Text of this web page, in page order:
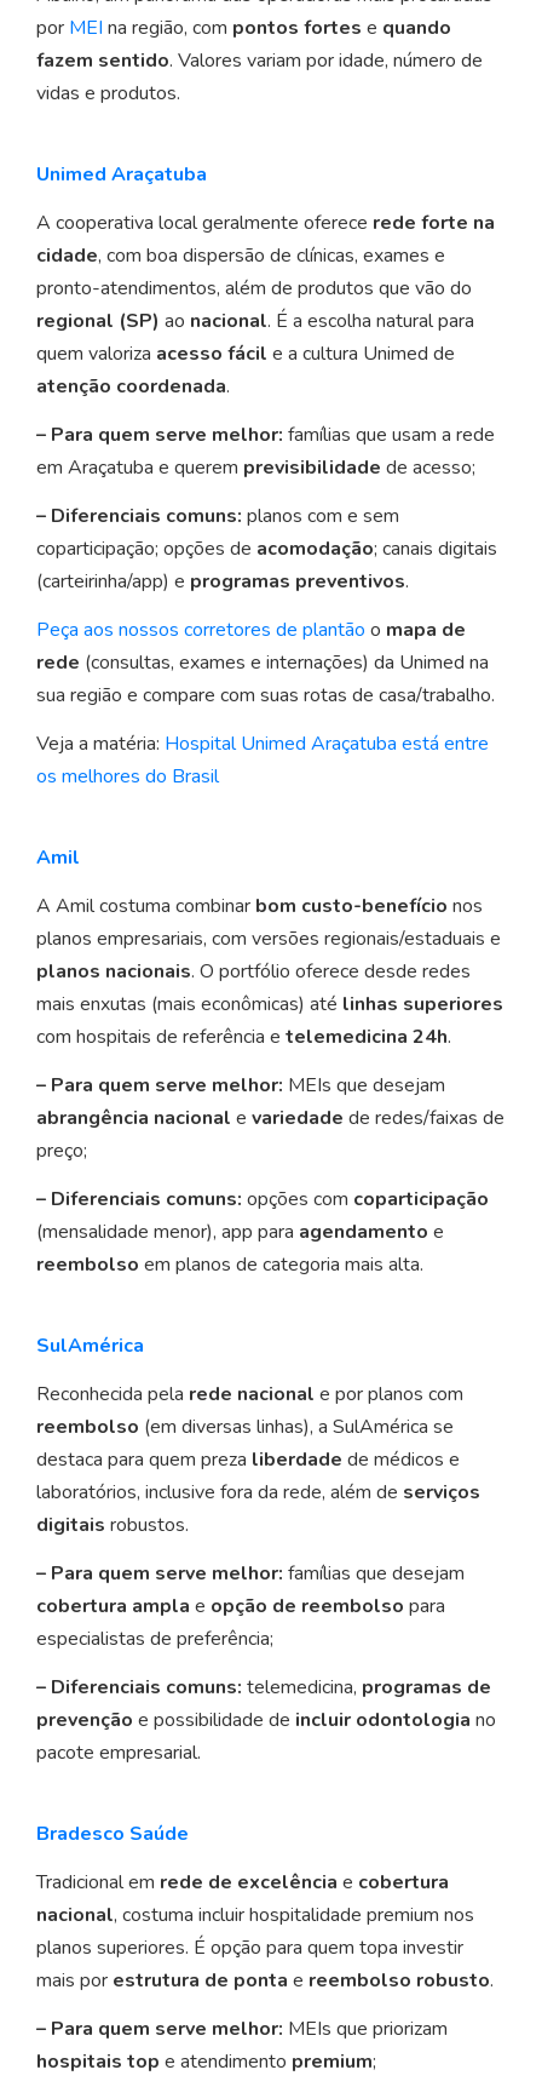
por MEI na região, com pontos fortes e quando
fazem sentido. Valores variam por idade, número de
vidas e produtos.
Unimed Araçatuba
A cooperativa local geralmente oferece rede forte na
cidade, com boa dispersão de clínicas, exames e
pronto-atendimentos, além de produtos que vão do
regional (SP) ao nacional. É a escolha natural para
quem valoriza acesso fácil e a cultura Unimed de
atenção coordenada.
– Para quem serve melhor: famílias que usam a rede
em Araçatuba e querem previsibilidade de acesso;
– Diferenciais comuns: planos com e sem
coparticipação; opções de acomodação; canais digitais
(carteirinha/app) e programas preventivos.
Peça aos nossos corretores de plantão o mapa de
rede (consultas, exames e internações) da Unimed na
sua região e compare com suas rotas de casa/trabalho.
Veja a matéria: Hospital Unimed Araçatuba está entre
os melhores do Brasil
Amil
A Amil costuma combinar bom custo-benefício nos
planos empresariais, com versões regionais/estaduais e
planos nacionais. O portfólio oferece desde redes
mais enxutas (mais econômicas) até linhas superiores
com hospitais de referência e telemedicina 24h.
– Para quem serve melhor: MEIs que desejam
abrangência nacional e variedade de redes/faixas de
preço;
– Diferenciais comuns: opções com coparticipação
(mensalidade menor), app para agendamento e
reembolso em planos de categoria mais alta.
SulAmérica
Reconhecida pela rede nacional e por planos com
reembolso (em diversas linhas), a SulAmérica se
destaca para quem preza liberdade de médicos e
laboratórios, inclusive fora da rede, além de serviços
digitais robustos.
– Para quem serve melhor: famílias que desejam
cobertura ampla e opção de reembolso para
especialistas de preferência;
– Diferenciais comuns: telemedicina, programas de
prevenção e possibilidade de incluir odontologia no
pacote empresarial.
Bradesco Saúde
Tradicional em rede de excelência e cobertura
nacional, costuma incluir hospitalidade premium nos
planos superiores. É opção para quem topa investir
mais por estrutura de ponta e reembolso robusto.
– Para quem serve melhor: MEIs que priorizam
hospitais top e atendimento premium;